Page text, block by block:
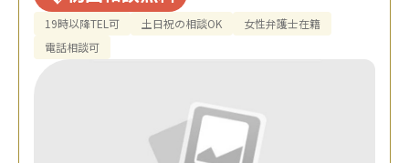
19時以降TEL可 土日祝の相談OK
女性弁護士在籍
電話相談可